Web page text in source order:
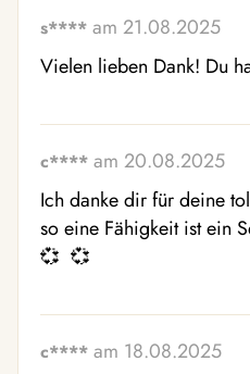
s**** am 21.08.2025
Vielen lieben Dank! Du
c**** am 20.08.2025
Ich danke dir für deine
so eine Fähigkeit ist ein
💞  💞
c**** am 18.08.2025